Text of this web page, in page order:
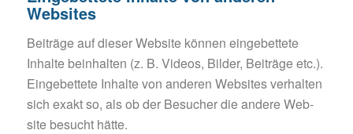
Websites
Bei­trä­ge auf die­ser Web­site kön­nen ein­ge­bet­te­te
Inhal­te beinhal­ten (z. B. Vide­os, Bil­der, Bei­trä­ge etc.).
Ein­ge­bet­te­te Inhal­te von ande­ren Web­sites ver­hal­ten
sich exakt so, als ob der Besu­cher die ande­re Web­
site besucht hätte.